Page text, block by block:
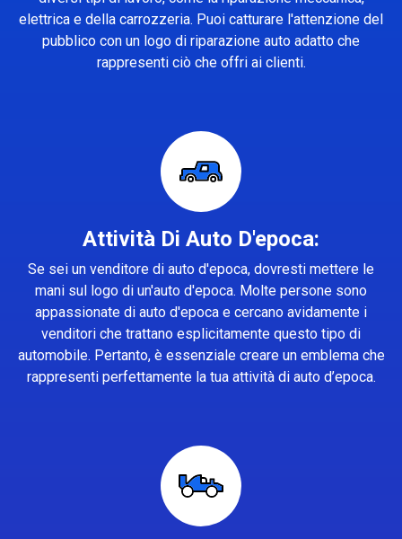
elettrica e della carrozzeria. Puoi catturare l'attenzione del
pubblico con un logo di riparazione auto adatto che
rappresenti ciò che offri ai clienti.
Attività Di Auto D'epoca:
Se sei un venditore di auto d'epoca, dovresti mettere le
mani sul logo di un'auto d'epoca. Molte persone sono
appassionate di auto d'epoca e cercano avidamente i
venditori che trattano esplicitamente questo tipo di
automobile. Pertanto, è essenziale creare un emblema che
rappresenti perfettamente la tua attività di auto d’epoca.